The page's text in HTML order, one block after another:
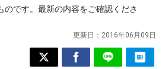
です。最新の内容をご確認くださ
更新日： 2016年06月09日